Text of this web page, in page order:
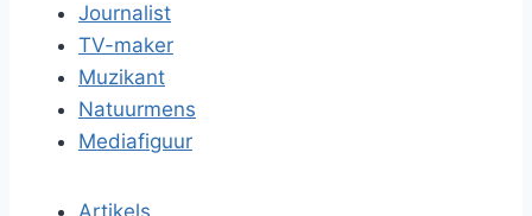
Journalist
TV-maker
Muzikant
Natuurmens
Mediafiguur